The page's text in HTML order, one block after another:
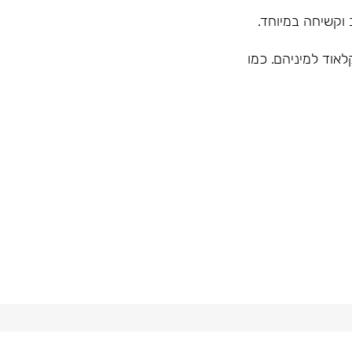
במיוחד.
למיניהם. כמו